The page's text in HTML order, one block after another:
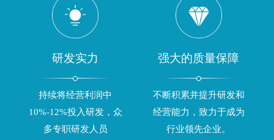
研发实力
持续将经营利润中
10%-12%投入研发，众
多专职研发人员
强大的质量保障
不断积累并提升研发和
经营能力，致力于成为
行业领先企业。